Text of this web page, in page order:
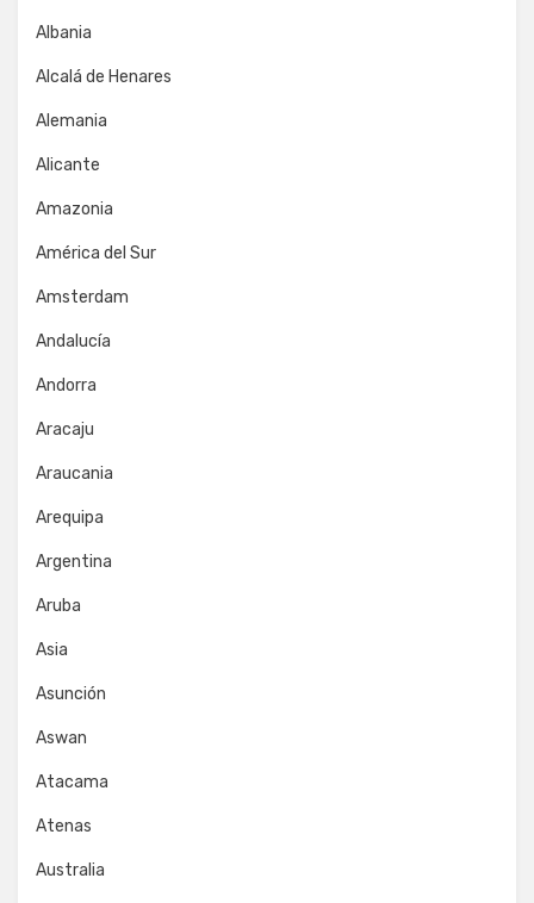
Albania
Alcalá de Henares
Alemania
Alicante
Amazonia
América del Sur
Amsterdam
Andalucía
Andorra
Aracaju
Araucania
Arequipa
Argentina
Aruba
Asia
Asunción
Aswan
Atacama
Atenas
Australia